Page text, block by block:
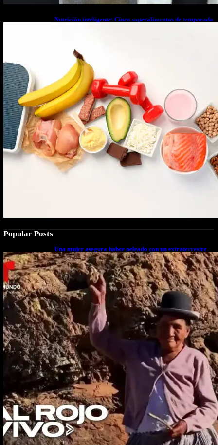
Nutrición inteligente: Cinco superalimentos de temporada
Popular Posts
Una mujer asegura haber peleado con un extraterrestre
cuerpo a cuerpo